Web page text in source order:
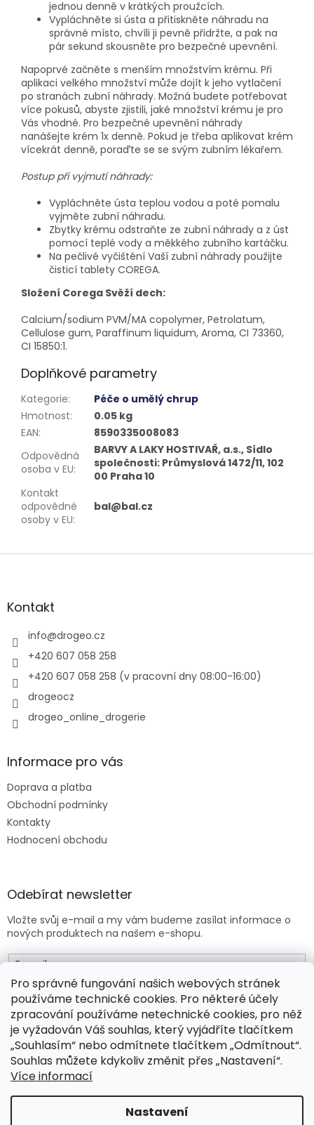
Pro správné fungování našich webových stránek
používáme technické cookies. Pro některé účely
zpracování používáme netechnické cookies, pro něž
je vyžadován Váš souhlas, který vyjádříte tlačítkem
„Souhlasím“ nebo odmítnete tlačítkem „Odmítnout“.
Souhlas můžete kdykoliv změnit přes „Nastavení“.
Více informací
Nastavení
jednou denně v krátkých proužcích.
Vypláchněte si ústa a přitiskněte náhradu na
správné místo, chvíli ji pevně přidržte, a pak na
pár sekund skousněte pro bezpečné upevnění.
Napoprvé začněte s menším množstvím krému. Při
aplikaci velkého množství může dojít k jeho vytlačení
po stranách zubní náhrady. Možná budete potřebovat
více pokusů, abyste zjistili, jaké množství krému je pro
Vás vhodné. Pro bezpečné upevnění náhrady
nanášejte krém 1x denně. Pokud je třeba aplikovat krém
vícekrát denně, poraďte se se svým zubním lékařem.
Postup při vyjmutí náhrady:
Vypláchněte ústa teplou vodou a poté pomalu
vyjměte zubní náhradu.
Zbytky krému odstraňte ze zubní náhrady a z úst
pomocí teplé vody a měkkého zubního kartáčku.
Na pečlivé vyčištění Vaší zubní náhrady použijte
čisticí tablety COREGA.
Složení Corega Svěží dech:
Calcium/sodium PVM/MA copolymer, Petrolatum,
Cellulose gum, Paraffinum liquidum, Aroma, CI 73360,
CI 15850:1.
Doplňkové parametry
Kategorie:
Péče o umělý chrup
Hmotnost:
0.05 kg
EAN:
8590335008083
Odpovědná
osoba v EU:
BARVY A LAKY HOSTIVAŘ, a.s., Sídlo
společnosti: Průmyslová 1472/11, 102
00 Praha 10
Kontakt
odpovědné
osoby v EU:
bal@bal.cz
Z
aKontakt
info@drogeo.cz
+420 607 058 258
+420 607 058 258 (v pracovní dny 08:00-16:00)
drogeocz
drogeo_online_drogerie
Informace pro vás
Doprava a platba
Obchodní podmínky
Kontakty
Hodnocení obchodu
Odebírat newsletter
Vložte svůj e-mail a my vám budeme zasílat informace o
nových produktech na našem e-shopu.
E-mail
Vložením e-mailu souhlasíte sobchodními podmínkami .
PŘIHLÁSIT SE